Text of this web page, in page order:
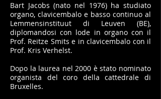
Bart Jacobs (nato nel 1976) ha studiato
organo, clavicembalo e basso continuo al
Lemmensinstituut di Leuven (BE),
diplomandosi con lode in organo con il
Prof. Reitze Smits e in clavicembalo con il
Prof. Kris Verhelst.
Dopo la laurea nel 2000 è stato nominato
organista del coro della cattedrale di
Bruxelles.